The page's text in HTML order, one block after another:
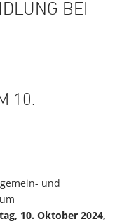
BEI
10.
und
10. Oktober 2024,